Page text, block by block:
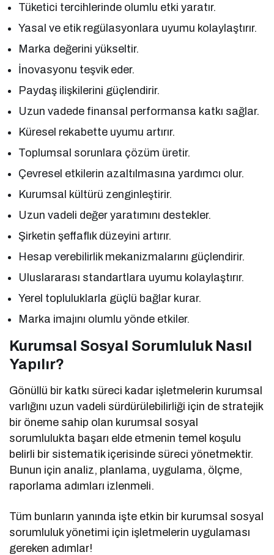
Tüketici tercihlerinde olumlu etki yaratır.
Yasal ve etik regülasyonlara uyumu kolaylaştırır.
Marka değerini yükseltir.
İnovasyonu teşvik eder.
Paydaş ilişkilerini güçlendirir.
Uzun vadede finansal performansa katkı sağlar.
Küresel rekabette uyumu artırır.
Toplumsal sorunlara çözüm üretir.
Çevresel etkilerin azaltılmasına yardımcı olur.
Kurumsal kültürü zenginleştirir.
Uzun vadeli değer yaratımını destekler.
Şirketin şeffaflık düzeyini artırır.
Hesap verebilirlik mekanizmalarını güçlendirir.
Uluslararası standartlara uyumu kolaylaştırır.
Yerel topluluklarla güçlü bağlar kurar.
Marka imajını olumlu yönde etkiler.
Kurumsal Sosyal Sorumluluk Nasıl
Yapılır?
Gönüllü bir katkı süreci kadar işletmelerin kurumsal
varlığını uzun vadeli sürdürülebilirliği için de stratejik
bir öneme sahip olan kurumsal sosyal
sorumlulukta başarı elde etmenin temel koşulu
belirli bir sistematik içerisinde süreci yönetmektir.
Bunun için analiz, planlama, uygulama, ölçme,
raporlama adımları izlenmeli.
Tüm bunların yanında işte etkin bir kurumsal sosyal
sorumluluk yönetimi için işletmelerin uygulaması
gereken adımlar!